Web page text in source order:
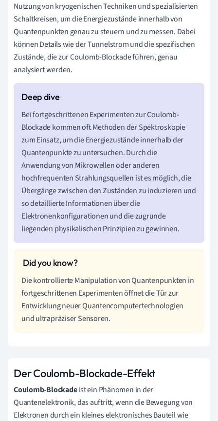
Nutzung von kryogenischen Techniken und spezialisierten
Schaltkreisen, um die Energiezustände innerhalb von
Quantenpunkten genau zu steuern und zu messen. Dabei
können Details wie der Tunnelstrom und die spezifischen
Zustände, die zur Coulomb-Blockade führen, genau
analysiert werden.
Bei fortgeschrittenen Experimenten zur Coulomb-
Blockade kommen oft Methoden der Spektroskopie
zum Einsatz, um die Energiezustände innerhalb der
Quantenpunkte zu untersuchen. Durch die
Anwendung von Mikrowellen oder anderen
hochfrequenten Strahlungsquellen ist es möglich, die
Übergänge zwischen den Zuständen zu induzieren und
so detaillierte Informationen über die
Elektronenkonfigurationen und die zugrunde
liegenden physikalischen Prinzipien zu gewinnen.
Die kontrollierte Manipulation von Quantenpunkten in
fortgeschrittenen Experimenten öffnet die Tür zur
Entwicklung neuer Quantencomputertechnologien
und ultrapräziser Sensoren.
Der Coulomb-Blockade-Effekt
Coulomb-Blockadeist ein Phänomen in der
Quantenelektronik, das auftritt, wenn die Bewegung von
Elektronen durch ein kleines elektronisches Bauteil wie